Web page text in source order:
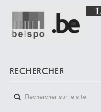
RECHERCHER